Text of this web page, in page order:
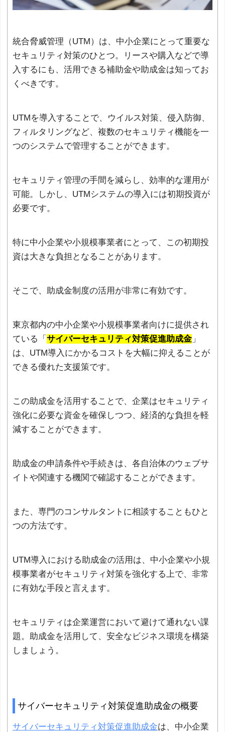
統合脅威管理（UTM）は、中小企業にとって重要な
セキュリティ対策のひとつ。リースや購入などで導
入するにも、活用できる補助金や助成金は知ってお
くべきです。
UTMを導入することで、ウイルス対策、侵入防御、
フィルタリングなど、複数のセキュリティ機能を一
つのシステムで管理することができます。
セキュリティ管理の手間を減らし、効率的な運用が
可能。しかし、UTMシステムの導入には初期投資が
必要です。
特に中小企業や小規模事業者にとって、この初期投
資は大きな負担となることがあります。
そこで、助成金制度の活用が非常に有効です。
東京都内の中小企業や小規模事業者向けに提供され
ている「 サイバーセキュリティ対策促進助成金 」
は、UTM導入にかかるコストを大幅に抑えることが
できる優れた支援策です。
この助成金を活用することで、企業はセキュリティ
強化に必要な資金を確保しつつ、経済的な負担を軽
減することができます。
助成金の申請条件や手続きは、各自治体のウェブサ
イトや関連する機関で確認することができます。
また、専門のコンサルタントに相談することもひと
つの方法です。
UTM導入における助成金の活用は、中小企業や小規
模事業者がセキュリティ対策を強化する上で、非常
に有効な手段と言えます。
セキュリティは企業運営において避けて通れない課
題。助成金を活用して、安全なビジネス環境を構築
しましょう。
サイバーセキュリティ対策促進助成金の概要
サイバーセキュリティ対策促進助成金は、中小企業